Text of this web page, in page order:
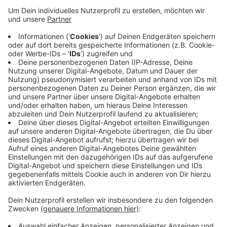
zwei Insassen eines PKW mit ihrem Geländewagen
zum Anhalten genötigt haben. Im Anschluss seien
sie ausgestiegen und haben die Fahrerin des PKWs
aus Wagen gezogen. Sie wurde mit einer Pistole
bedroht - die Beifahrerin zu Boden geworfen. Nach
einer Drohung sollen die Männer von ihnen
abgelassen und davongefahren sein. Die Polizei
geht davon aus, dass die Hintergründe für die Tat
im persönlichen Umfeld eines der Opfer liegen.
Veröffentlicht:Dienstag, 22.12.2020 17:27
Anzeige